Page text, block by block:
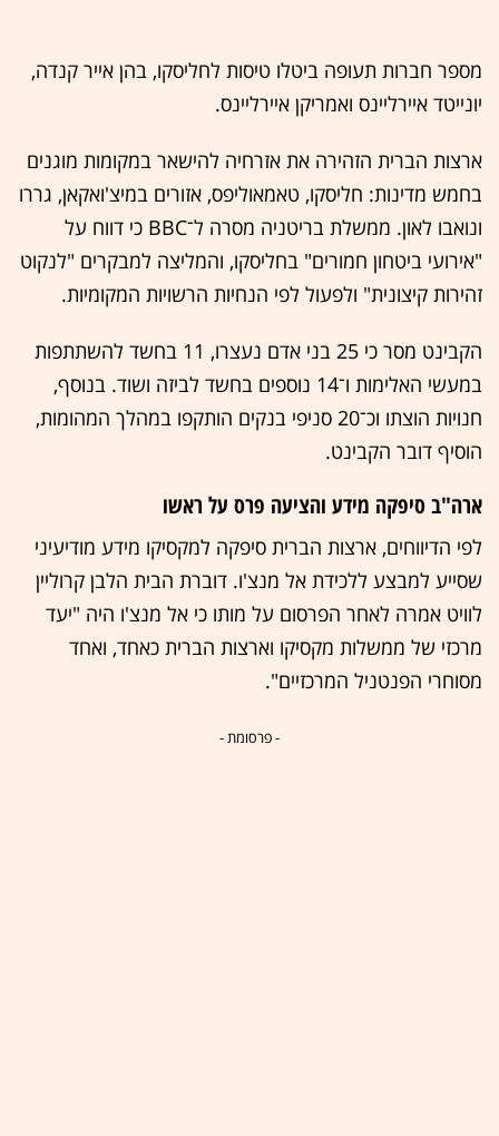
מספר חברות תעופה ביטלו טיסות לחליסקו, בהן אייר קנדה,
יונייטד איירליינס ואמריקן איירליינס.
ארצות הברית הזהירה את אזרחיה להישאר במקומות מוגנים
בחמש מדינות: חליסקו, טאמאוליפס, אזורים במיצ'ואקאן, גררו
ונואבו לאון. ממשלת בריטניה מסרה ל־BBC כי דווח על
"אירועי ביטחון חמורים" בחליסקו, והמליצה למבקרים "לנקוט
זהירות קיצונית" ולפעול לפי הנחיות הרשויות המקומיות.
הקבינט מסר כי 25 בני אדם נעצרו, 11 בחשד להשתתפות
במעשי האלימות ו־14 נוספים בחשד לביזה ושוד. בנוסף,
חנויות הוצתו וכ־20 סניפי בנקים הותקפו במהלך המהומות,
הוסיף דובר הקבינט.
ארה"ב סיפקה מידע והציעה פרס על ראשו
לפי הדיווחים, ארצות הברית סיפקה למקסיקו מידע מודיעיני
שסייע למבצע ללכידת אל מנצ'ו. דוברת הבית הלבן קרוליין
לוויט אמרה לאחר הפרסום על מותו כי אל מנצ'ו היה "יעד
מרכזי של ממשלות מקסיקו וארצות הברית כאחד, ואחד
מסוחרי הפנטניל המרכזיים".
- פרסומת -